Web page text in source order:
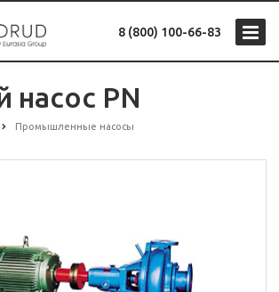
8 (800) 100-66-83
насос PN
Промышленные насосы